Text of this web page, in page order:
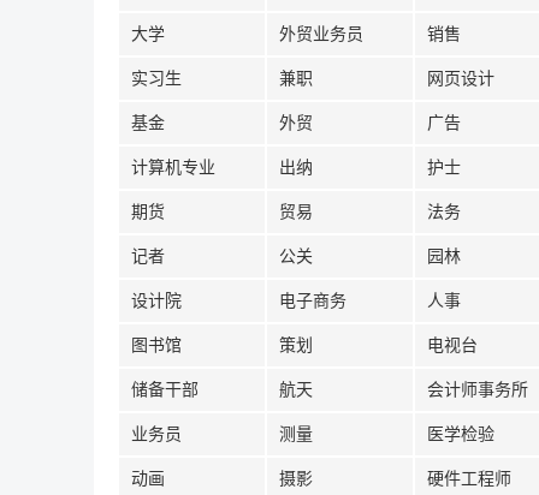
大学 外贸业务员 销售
实习生 兼职 网页设计
基金 外贸 广告
计算机专业 出纳 护士
期货 贸易 法务
记者 公关 园林
设计院 电子商务 人事
图书馆 策划 电视台
储备干部 航天 会计师事务所
业务员 测量 医学检验
动画 摄影 硬件工程师